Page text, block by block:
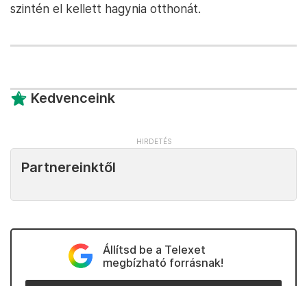
szintén el kellett hagynia otthonát.
Kedvenceink
Partnereinktől
Állítsd be a Telexet
megbízható forrásnak!